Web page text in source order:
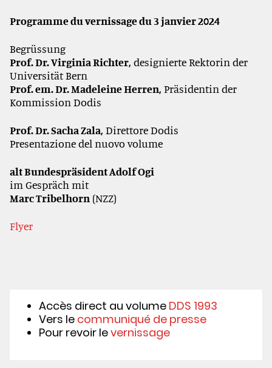
Programme du vernissage du 3 janvier 2024
Begrüssung
Prof. Dr. Virginia Richter, designierte Rektorin der
Universität Bern
Prof. em. Dr. Madeleine Herren, Präsidentin der
Kommission Dodis
Prof. Dr. Sacha Zala, Direttore Dodis
Presentazione del nuovo volume
alt Bundespräsident Adolf Ogi
im Gespräch mit
Marc Tribelhorn (NZZ)
Flyer
Accès direct au volume DDS 1993
Vers le communiqué de presse
Pour revoir levernissage